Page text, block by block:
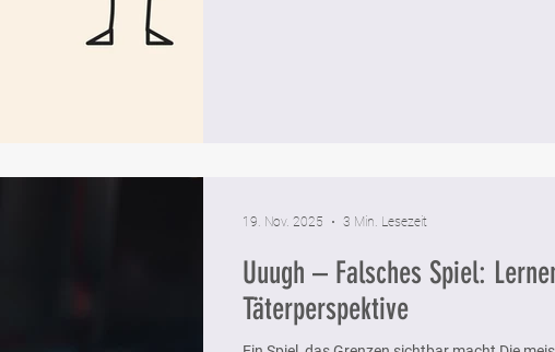
Uuugh – Falsches Spiel:
Täterperspektive
19. Nov. 2025 3 Min. Lesezeit